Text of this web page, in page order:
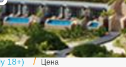
18+) Цена